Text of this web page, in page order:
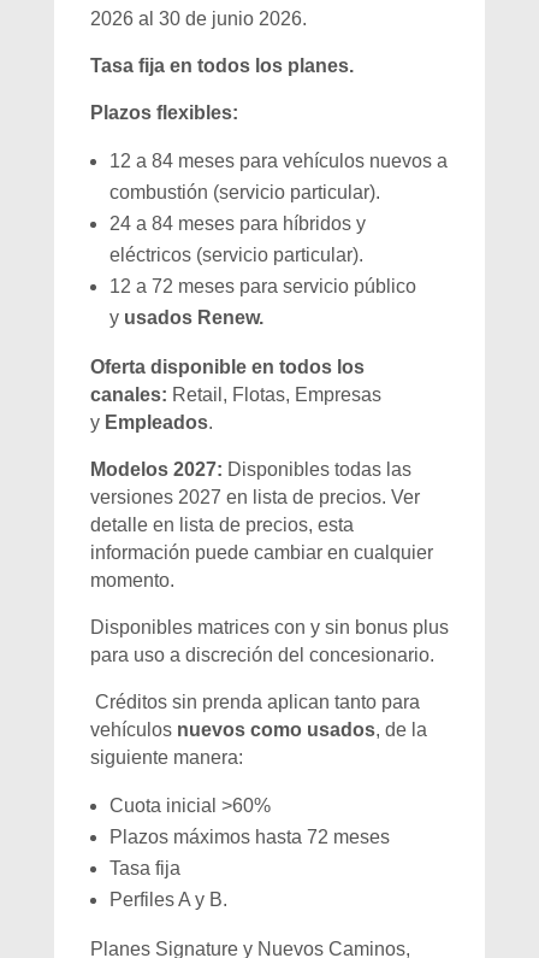
2026 al 30 de junio 2026.
Tasa fija en todos los planes.
Plazos flexibles:
12 a 84 meses para vehículos nuevos a
combustión (servicio particular).
24 a 84 meses para híbridos y
eléctricos (servicio particular).
12 a 72 meses para servicio público
y usados Renew.
Oferta disponible en todos los
canales: Retail, Flotas, Empresas
y Empleados.
Modelos 2027: Disponibles todas las
versiones 2027 en lista de precios. Ver
detalle en lista de precios, esta
información puede cambiar en cualquier
momento.
Disponibles matrices con y sin bonus plus
para uso a discreción del concesionario.
Créditos sin prenda aplican tanto para
vehículos nuevos como usados, de la
siguiente manera:
Cuota inicial >60%
Plazos máximos hasta 72 meses
Tasa fija
Perfiles A y B.
Planes Signature y Nuevos Caminos,